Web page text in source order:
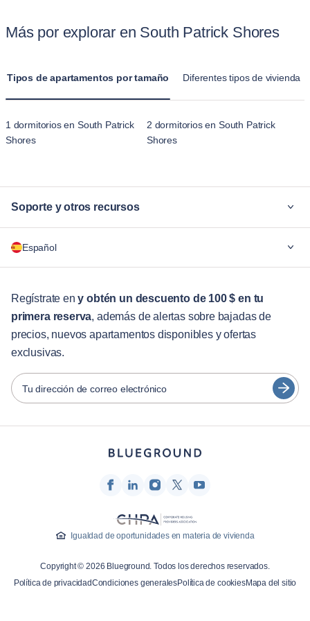
mascotas.
amueblados con cocinas, salas de estar y múltiples
se sientan más como un hogar que la sensación temporal del
Más por explorar en South Patrick Shores
Tipos de apartamentos por tamaño Diferentes tipos de vivienda
1 dormitorios en South Patrick
Shores
2 dormitorios en South Patrick
Shores
Soporte y otros recursos
Para las empresas
Servicios para huéspedes
Guías de ciudades
Socios
Operadores de alquiler amueblado
Propietarios
Socios de franquicia
Quiénes somos
Prensa
Español
English
Português
Español
Français
Türkçe
Regístrate eny obtén un descuento de 100 $ en tu
primera reserva, además de alertas sobre bajadas de
precios, nuevos apartamentos disponibles y ofertas
exclusivas.
Tu dirección de correo electrónico
Igualdad de oportunidades en materia de vivienda
Copyright © 2026 Blueground. Todos los derechos reservados.
Política de privacidadCondiciones generalesPolítica de cookiesMapa del sitio